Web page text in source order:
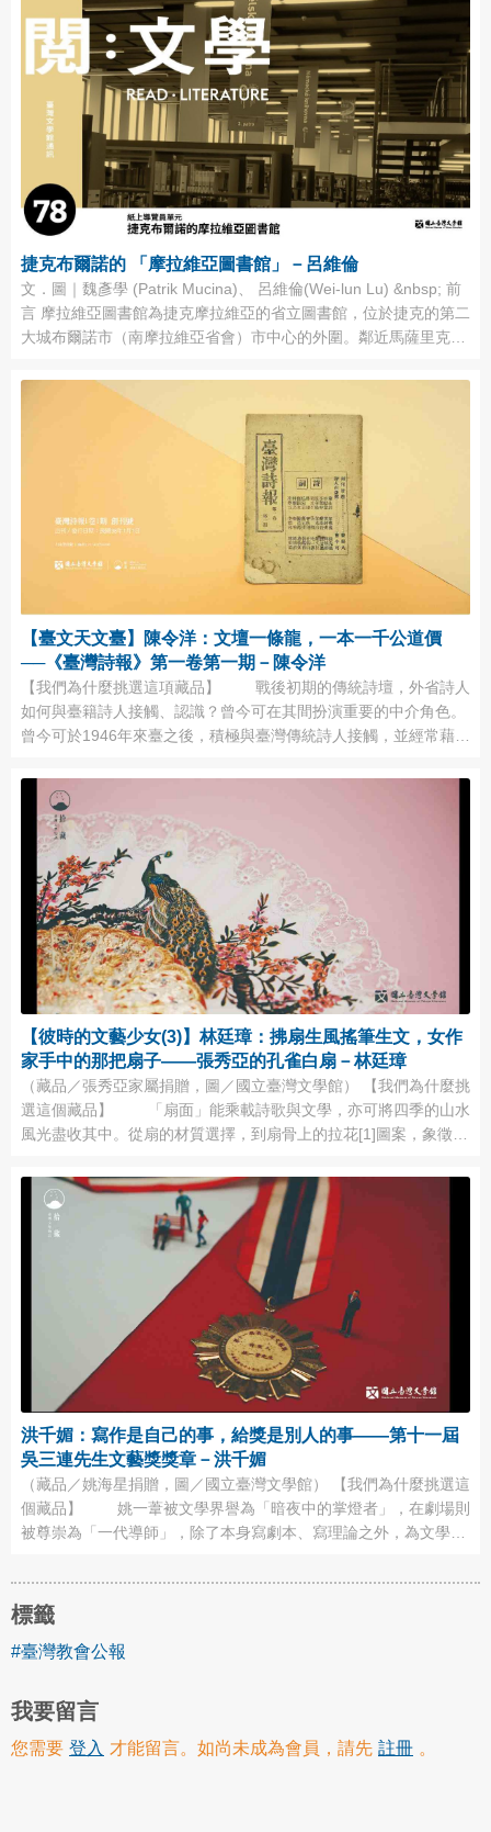
命經驗。 （藏品／周定山家屬捐贈，圖／國立臺灣文學館） ...
捷克布爾諾的 「摩拉維亞圖書館」－呂維倫
文．圖｜魏彥學 (Patrik Mucina)、 呂維倫(Wei-lun Lu) &nbsp; 前
言 摩拉維亞圖書館為捷克摩拉維亞的省立圖書館，位於捷克的第二
大城布爾諾市（南摩拉維亞省會）市中心的外圍。鄰近馬薩里克大
爾諾科技大學(Vysok&eacute; učen&iacute; ...
【臺文天文臺】陳令洋：文壇一條龍，一本一千公道價
──《臺灣詩報》第一卷第一期－陳令洋
【我們為什麼挑選這項藏品】 戰後初期的傳統詩壇，外省詩人
如何與臺籍詩人接觸、認識？曾今可在其間扮演重要的中介角色。
曾今可於1946年來臺之後，積極與臺灣傳統詩人接觸，並經常藉由
品。《臺灣詩報》原附屬於其所主編的《建國月刊》，1949年初，
終於成為獨立的詩刊，顯示臺籍與外省籍詩人間的交流已達一定程
度。不過，其所編纂的刊物與文學活動有 ...
【彼時的文藝少女(3)】林廷璋：拂扇生風搖筆生文，女作
家手中的那把扇子——張秀亞的孔雀白扇－林廷璋
（藏品／張秀亞家屬捐贈，圖／國立臺灣文學館） 【我們為什麼挑
選這個藏品】 「扇面」能乘載詩歌與文學，亦可將四季的山水
風光盡收其中。從扇的材質選擇，到扇骨上的拉花[1]圖案，象徵著
背後所蘊藏的，更多是關於文化傳承與歷史更迭的展現。 胡宗智的
「木質手扇」（周仲勛(蕭白)捐贈）與艾雯的「扇」（艾雯捐贈）
（由左 ...
洪千媚：寫作是自己的事，給獎是別人的事——第十一屆
吳三連先生文藝獎獎章－洪千媚
（藏品／姚海星捐贈，圖／國立臺灣文學館） 【我們為什麼挑選這
個藏品】 姚一葦被文學界譽為「暗夜中的掌燈者」，在劇場則
被尊崇為「一代導師」，除了本身寫劇本、寫理論之外，為文學與
默的寫作，默默的做事，就連得獎，也鮮少張揚。可是得獎通常是
讓人開心的事，當得獎者的反應不如預期──過度激動或不激動，
總讓人好奇背後的原因。而沒有 ...
標籤
#臺灣教會公報
我要留言
您需要 登入 才能留言。如尚未成為會員，請先 註冊 。